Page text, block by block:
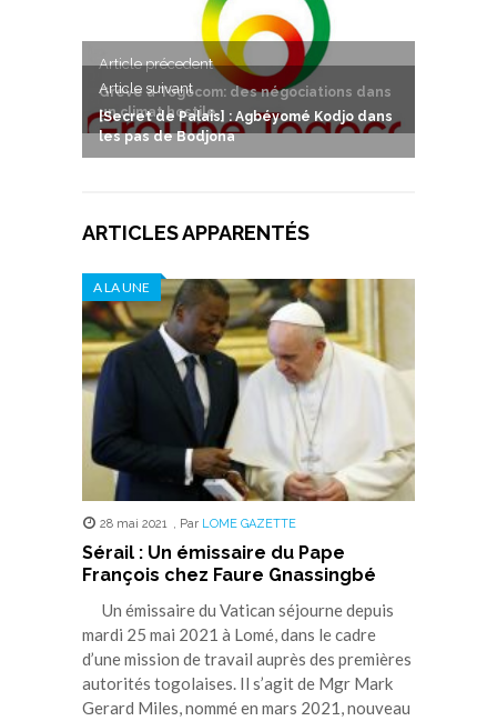
Article précedent
Grève à Togocom: des négociations dans
un climat hostile
Article suivant
[Secret de Palais] : Agbéyomé Kodjo dans
les pas de Bodjona
ARTICLES APPARENTÉS
A LA UNE
28 mai 2021 , Par LOME GAZETTE
Sérail : Un émissaire du Pape
François chez Faure Gnassingbé
Un émissaire du Vatican séjourne depuis
mardi 25 mai 2021 à Lomé, dans le cadre
d’une mission de travail auprès des premières
autorités togolaises. Il s’agit de Mgr Mark
Gerard Miles, nommé en mars 2021, nouveau